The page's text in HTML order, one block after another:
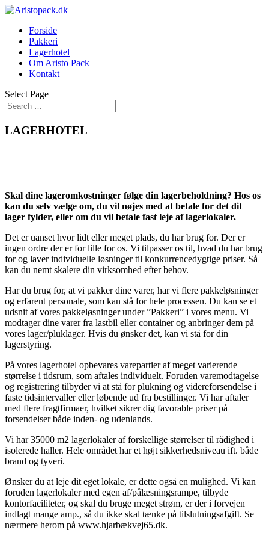
Forside
Pakkeri
Lagerhotel
Om Aristo Pack
Kontakt
Select Page
LAGERHOTEL
Skal dine lageromkostninger følge din lagerbeholdning? Hos os
kan du selv vælge om, du vil nøjes med at betale for det dit
lager fylder, eller om du vil betale fast leje af lagerlokaler.
Det er uanset hvor lidt eller meget plads, du har brug for. Der er
ingen ordre der er for lille for os. Vi tilpasser os til, hvad du har brug
for og laver individuelle løsninger til konkurrencedygtige priser. Så
kan du nemt skalere din virksomhed efter behov.
Har du brug for, at vi pakker dine varer, har vi flere pakkeløsninger
og erfarent personale, som kan stå for hele processen. Du kan se et
udsnit af vores pakkeløsninger under ”Pakkeri” i vores menu. Vi
modtager dine varer fra lastbil eller container og anbringer dem på
vores lager/pluklager. Hvis du ønsker det, kan vi stå for din
lagerstyring.
På vores lagerhotel opbevares varepartier af meget varierende
størrelse i tidsrum, som aftales individuelt. Foruden varemodtagelse
og registrering tilbyder vi at stå for plukning og videreforsendelse i
faste tidsintervaller eller løbende ud fra bestillinger. Vi har aftaler
med flere fragtfirmaer, hvilket sikrer dig favorable priser på
forsendelser både inden- og udenlands.
Vi har 35000 m2 lagerlokaler af forskellige størrelser til rådighed i
isolerede haller. Hele området har et højt sikkerhedsniveau ift. både
brand og tyveri.
Ønsker du at leje dit eget lokale, er dette også en mulighed. Vi kan
foruden lagerlokaler med egen af/pålæsningsrampe, tilbyde
kontorfaciliteter, og skal du bruge meget strøm, er der i forvejen
indlagt mange amp., så du ikke skal tænke på tilslutningsafgift. Se
nærmere herom på www.hjarbækvej65.dk.